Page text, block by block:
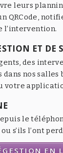
leurs
QRCode,
l’intervention.
ET DE
des
nos
votre
le
s’ils l’ont
EN